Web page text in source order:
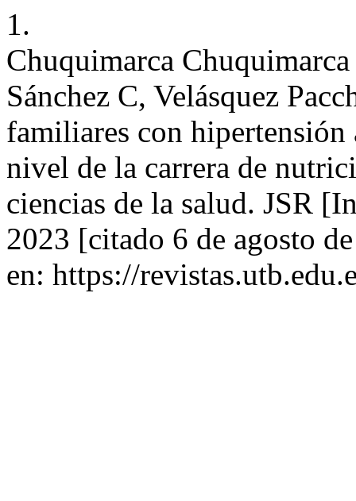
1.
Chuquimarca
Sánchez C, Velásquez
familiares con hipertensión
nivel de la carrera de
ciencias de la salud. JSR
2023 [citado 6 de agosto
en: https://